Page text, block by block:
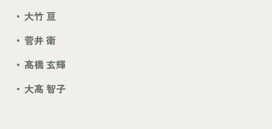
大竹 亘
菅井 衛
髙橋 玄輝
大髙 智子